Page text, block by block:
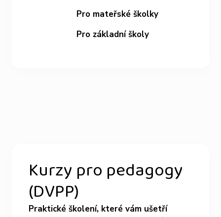
Pro mateřské školky
Pro základní školy
Kurzy pro pedagogy
(DVPP)
Praktické školení, které vám ušetří